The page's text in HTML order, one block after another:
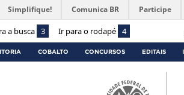
a busca 3 Ir para o rodapé 4
Simplifique! Comunica BR Participe
COBALTO CONCURSOS EDITAIS